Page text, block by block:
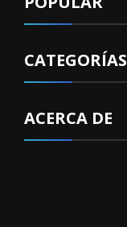
CATEGORÍAS
ACERCA DE